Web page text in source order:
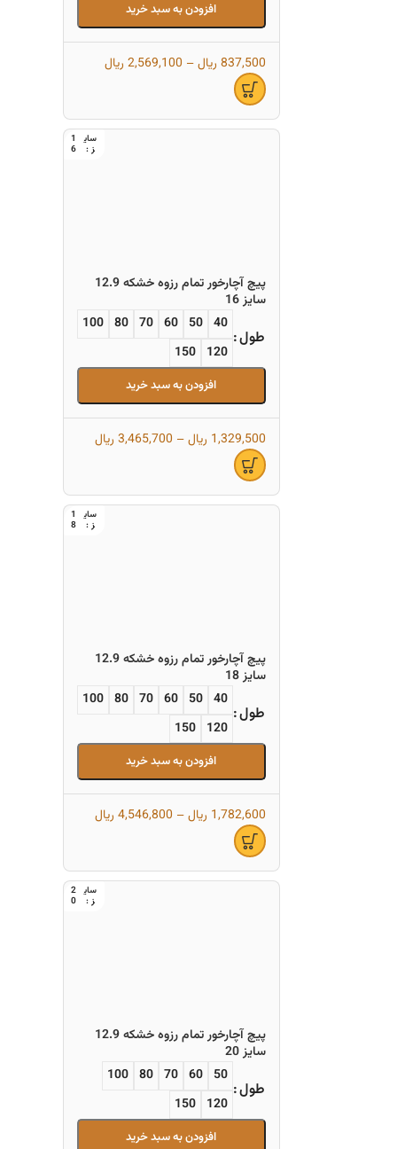
افزودن به سبد خرید
837,500 ریال–
2,569,100 ریال
1
6
پیچ آچارخور تمام رزوه خشکه 12.9
سایز 16
طول
40
50
60
70
80
100
120
150
افزودن به سبد خرید
1,329,500 ریال–
3,465,700 ریال
1
8
پیچ آچارخور تمام رزوه خشکه 12.9
سایز 18
طول
40
50
60
70
80
100
120
150
افزودن به سبد خرید
1,782,600 ریال–
4,546,800 ریال
2
0
پیچ آچارخور تمام رزوه خشکه 12.9
سایز 20
طول
50
60
70
80
100
120
150
افزودن به سبد خرید